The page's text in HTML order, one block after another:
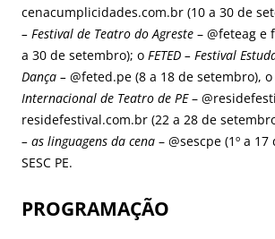
cenacumplicidades.com.br (10 a 30 de
– Festival de Teatro do Agreste – @feteag e
a 30 de setembro); o FETED – Festival
Dança – @feted.pe (8 a 18 de setembro), o
Internacional de Teatro de PE–
residefestival.com.br (22 a 28 de
– as linguagens da cena – @sescpe (1º a
SESC PE.
PROGRAMAÇÃO